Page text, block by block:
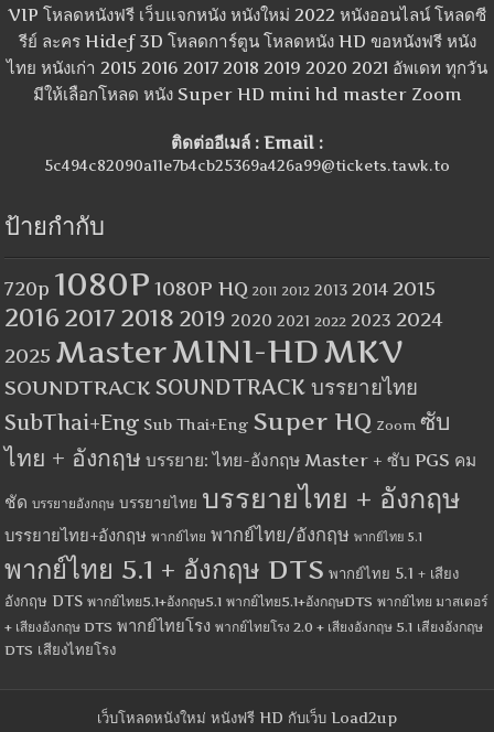
VIP โหลดหนังฟรี เว็บแจกหนัง หนังใหม่ 2022 หนังออนไลน์ โหลดซี
รีย์ ละคร Hidef 3D โหลดการ์ตูน โหลดหนัง HD ขอหนังฟรี หนัง
ไทย หนังเก่า 2015 2016 2017 2018 2019 2020 2021 อัพเดท ทุกวัน
มีให้เลือกโหลด หนัง Super HD mini hd master Zoom
ติดต่ออีเมล์ : Email :
5c494c82090a11e7b4cb25369a426a99@tickets.tawk.to
ป้ายกำกับ
720p 1080P 1080P HQ 2011 2012 2013 2014 2015
2016 2017 2018 2019 2020 2021 2022 2023 2024
2025 MasterMINI-HDMKV
SOUNDTRACK SOUNDTRACK บรรยายไทย
SubThai+Eng Sub Thai+Eng Super HQ Zoom ซับ
ไทย + อังกฤษ บรรยาย: ไทย-อังกฤษ Master + ซับ PGS คม
ชัด บรรยายอังกฤษ บรรยายไทย บรรยายไทย + อังกฤษ
บรรยายไทย+อังกฤษ พากย์ไทย พากย์ไทย/อังกฤษ พากย์ไทย 5.1
พากย์ไทย 5.1 + อังกฤษ DTS พากย์ไทย 5.1 + เสียง
อังกฤษ DTS พากย์ไทย5.1+อังกฤษ5.1 พากย์ไทย5.1+อังกฤษDTS พากย์ไทย มาสเตอร์
+ เสียงอังกฤษ DTS พากย์ไทยโรง พากย์ไทยโรง 2.0 + เสียงอังกฤษ 5.1 เสียงอังกฤษ
DTS เสียงไทยโรง
เว็บโหลดหนังใหม่ หนังฟรี HD กับเว็บ Load2up